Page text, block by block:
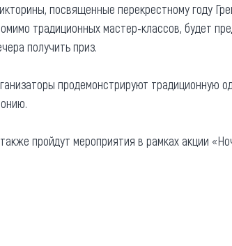
посвященные перекрестному году
традиционных мастер-классов, будет
получить приз.
продемонстрируют традиционную
пройдут мероприятия в рамках акции